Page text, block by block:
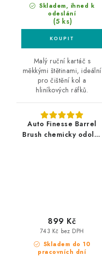
Skladem, ihned k
odeslání
(5 ks)
Malý ruční kartáč s
měkkými štětinami, ideální
pro čištění kol a
hliníkových ráfků.
Auto Finesse Barrel
Brush chemicky odolný
Skladem do 10
pracovních dní
743 Kč bez DPH
899 Kč